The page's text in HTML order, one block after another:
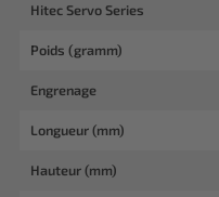
Hitec Servo Series
Poids (gramm)
Engrenage
Longueur (mm)
Hauteur (mm)